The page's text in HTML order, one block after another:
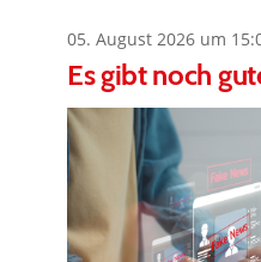
05. August 2026 um
Es gibt noch